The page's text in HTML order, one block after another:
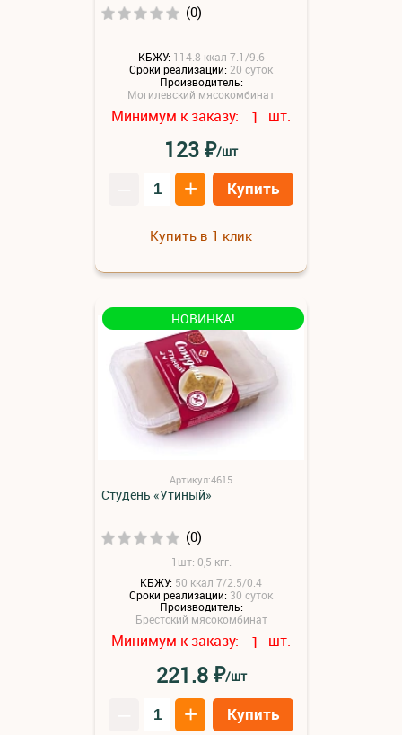
(0)
КБЖУ: 114.8 ккал 7.1/9.6
Сроки реализации: 20 суток
Производитель:
Могилевский мясокомбинат
Минимум к заказу: 1 шт.
123₽/шт
+ Купить
Купить в 1 клик
НОВИНКА!
Артикул:4615
Студень «Утиный»
(0)
1шт: 0,5 кгг.
КБЖУ: 50 ккал 7/2.5/0.4
Сроки реализации: 30 суток
Производитель:
Брестский мясокомбинат
Минимум к заказу: 1 шт.
221.8₽/шт
+ Купить